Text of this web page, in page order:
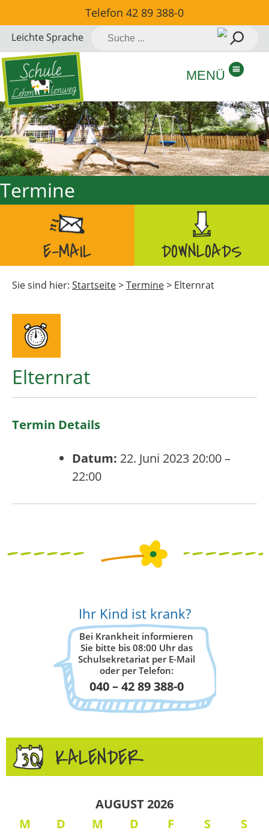
zum
Inhalt
springen
Telefon 42 89 388-0
Leichte Sprache
Suche
Termine
E-MAIL DOWNLOADS
Sie sind hier: Startseite>Termine> Elternrat
Elternrat
Termin Details
Datum: 22. Juni 2023 20:00–
22:00
Ihr Kind ist krank?
Bei Krankheit informieren
Sie bitte bis 08:00 Uhr das
Schulsekretariat per E-Mail
oder per Telefon:
040 – 42 89 388-0
KALENDER
AUGUST 2026
M
D M D F S S
MENÜ